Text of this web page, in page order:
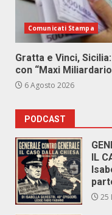
Comunicati Stampa
Gratta e Vinci,
con “Maxi
6 Agosto 2026
PODCAST
IL
25